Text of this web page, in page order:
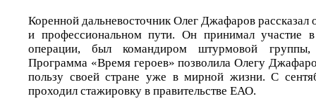
Коренной дальневосточник Олег Джафаров
и профессиональном пути. Он принимал участие
операции, был командиром штурмовой
Программа «Время героев» позволила Олегу
пользу своей стране уже в мирной жизни. С
проходил стажировку в правительстве ЕАО.